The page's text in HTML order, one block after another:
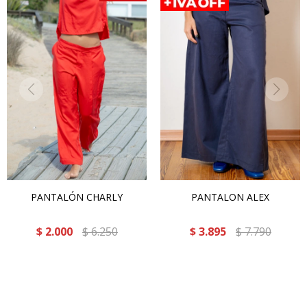
PANTALÓN CHARLY
$ 2.000 $6.250
PANTALON ALEX
$ 3.895 $7.790